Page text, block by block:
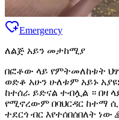
Emergency
ለልጅ አይን መታከሚያ
በፎቶው ላይ የምትመለከቱት
ወድቆ አሁን ሁለቱም አይኑ
ከተሰራ ይድናል ተብሏል ። በዛ
የሚኖረውም በባህርዳር ከተማ
ተደርጎ ብር እየተሰበሰበለት ነው